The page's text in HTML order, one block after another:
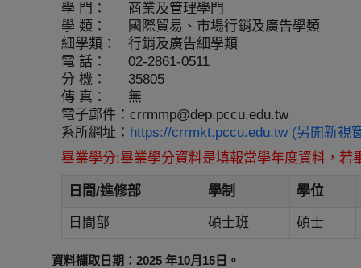
學 門：
商業及管理學門
學 類：
國際貿易、市場行銷及廣告學類
細學類：
行銷及廣告細學類
電 話：
02-2861-0511
分 機：
35805
傳 真：
無
電子郵件： crrmmp@dep.pccu.edu.tw
系所網址： https://crrmkt.pccu.edu.tw (另開新視
畢業學分:畢業學分資料是填報當學年度資料，
日間/進修部 學制 學位
日間部 碩士班 碩士
資料擷取日期：2025 年10月15日。